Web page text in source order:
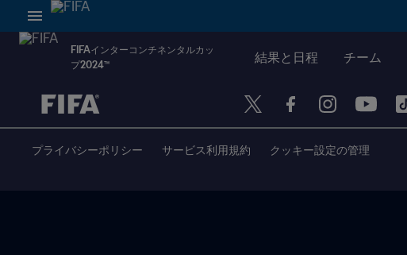
FIFAインターコンチネンタルカッ
プ2024™
結果と日程 チーム
未定 vs 未定
プライバシーポリシー サービス利用規約 クッキー設定の管理